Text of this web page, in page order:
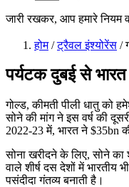
जारी रखकर, आप हमारेनियम
होम/ट्रैवल इंश्योरेंस /
पर्यटक दुबई से
गोल्ड, कीमती पीली धातु को
सोने की मांग ने इस वर्ष की
2022-23 में, भारत ने $35bn
सोना खरीदने के लिए, सोने
वाले शीर्ष दस देशों में
पसंदीदा गंतव्य बनाती है।